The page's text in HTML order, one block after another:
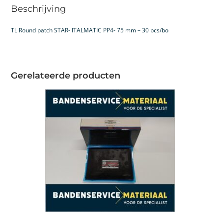
Beschrijving
TL Round patch STAR- ITALMATIC PP4- 75 mm – 30 pcs/bo
Gerelateerde producten